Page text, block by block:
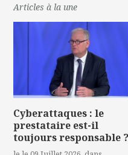
Articles à la une
Cyberattaques : le
prestataire est-il
toujours responsable ?